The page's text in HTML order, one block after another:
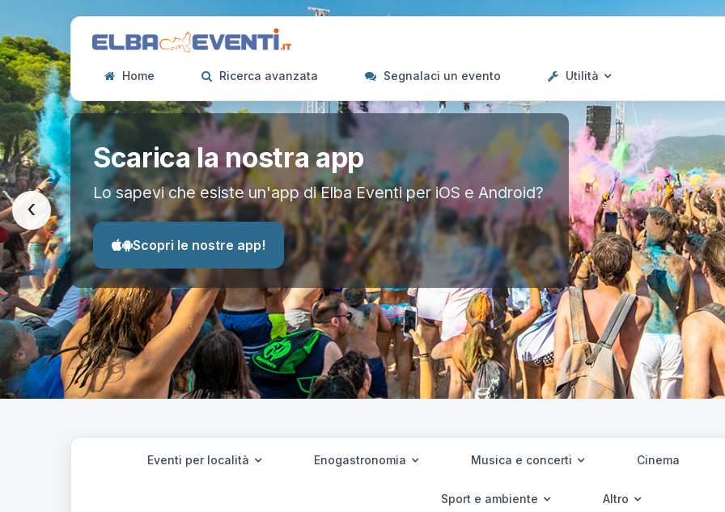
Home Ricerca avanzata Segnalaci un evento Utilità
Scarica la nostra app
Lo sapevi che esiste un'app di Elba Eventi per iOS e Android?
Scopri le nostre app!
‹
Eventi per località Enogastronomia Musica e concerti Cinema
Sport e ambiente Altro